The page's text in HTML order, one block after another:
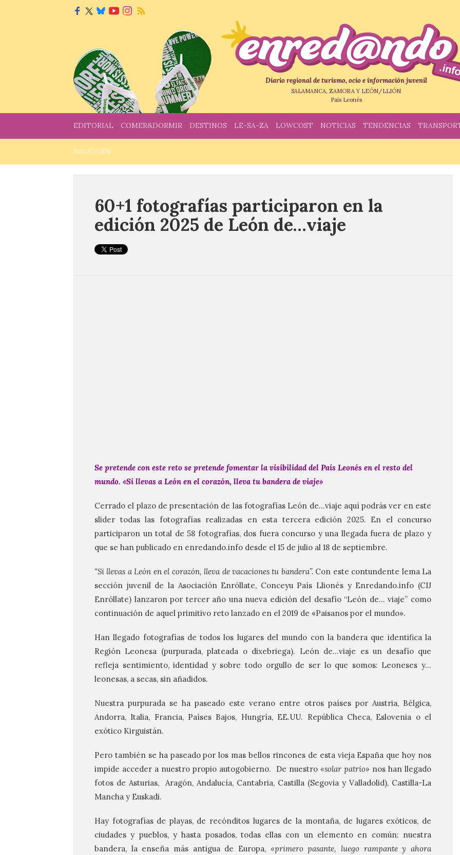
Diario regional de turismo, ocio e información juvenil
SALAMANCA, ZAMORA Y LEÓN/LLIÓN
País Leonés
EDITORIAL COMER&DORMIR DESTINOS LE-SA-ZA LOWCOST NOTICIAS TENDENCIAS
InfoJOVEN
60+1 fotografías participaron en la
edición 2025 de León de…viaje
Se pretende con este reto se pretende fomentar la visibilidad del País Leonés en el resto del
mundo. «Si llevas a León en el corazón, lleva tu bandera de viaje»
Cerrado el plazo de presentación de las fotografías León de…viaje aquí podrás ver en este
slider todas las fotografías realizadas en esta tercera edición 2025. En el concurso
participaron un total de 58 fotografías, dos fuera concurso y una llegada fuera de plazo y
que se han publicado en enredando.info desde el 15 de julio al 18 de septiembre.
“Si llevas a León en el corazón, lleva de vacaciones tu bandera”.Con este contundente lema La
sección juvenil de la Asociación Enróllate, Conceyu País Llionés y Enredando.info (CIJ
Enróllate) lanzaron por tercer año una nueva edición del desafío “León de… viaje” como
continuación de aquel primitivo reto lanzado en el 2019 de «Paisanos por el mundo».
Han llegado fotografías de todos los lugares del mundo con la bandera que identifica la
Región Leonesa (purpurada, plateada o dixebriega). León de…viaje es un desafío que
refleja sentimiento, identidad y sobre todo orgullo de ser lo que somos: Leoneses y…
leonesas, a secas, sin añadidos.
Nuestra purpurada se ha paseado este verano entre otros países por Austria, Bélgica,
Andorra, Italia, Francia, Países Bajos, Hungría, EE.UU. República Checa, Eslovenia o el
exótico Kirguistán.
Pero también se ha paseado por los mas bellos rincones de esta vieja España que hoy nos
impide acceder a nuestro propio autogobierno. De nuestro «solar patrio» nos han llegado
fotos de Asturias, Aragón, Andalucía, Cantabria, Castilla (Segovia y Valladolid), Castilla-La
Mancha y Euskadi.
Hay fotografías de playas, de recónditos lugares de la montaña, de lugares exóticos, de
ciudades y pueblos, y hasta posados, todas ellas con un elemento en común: nuestra
bandera, la enseña más antigua de Europa, «primero pasante, luego rampante y ahora